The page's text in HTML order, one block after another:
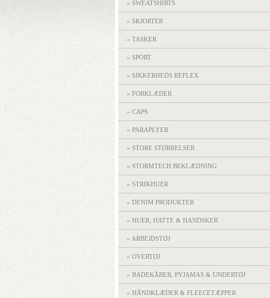
» SWEATSHIRTS
» SKJORTER
» TASKER
» SPORT
» SIKKERHEDS REFLEX
» FORKLÆDER
» CAPS
» PARAPLYER
» STORE STØRRELSER
» STORMTECH BEKLÆDNING
» STRIKHUER
» DENIM PRODUKTER
» HUER, HATTE & HANDSKER
» ARBEJDSTØJ
» OVERTØJ
» BADEKÅBER, PYJAMAS & UNDERTØJ
» HÅNDKLÆDER & FLEECETÆPPER